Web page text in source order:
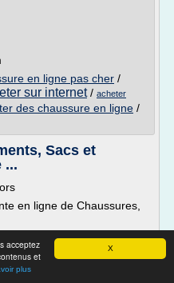
X
acceptez
et
plus
en ligne pas cher /
sur internet/ acheter
des chaussure en ligne /
Sacs et
...
en ligne de Chaussures,
les collections Automne-
ce qui en fait la
choix de haute